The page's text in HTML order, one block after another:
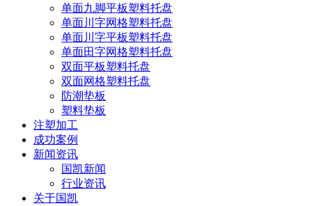
单面九脚平板塑料托盘
单面川字网格塑料托盘
单面川字平板塑料托盘
单面田字网格塑料托盘
双面平板塑料托盘
双面网格塑料托盘
防潮垫板
塑料垫板
注塑加工
成功案例
新闻资讯
国凯新闻
行业资讯
关于国凯